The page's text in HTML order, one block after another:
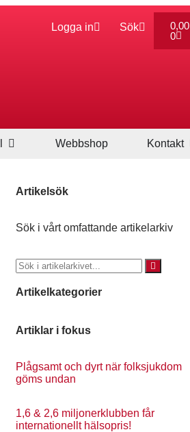
Logga in Sök 0,00
0
Webbshop Kontakt
Artikelsök
Sök i vårt omfattande artikelarkiv
Artikelkategorier
Artiklar i fokus
Plågsamt och dyrt när folksjukdom
göms undan
1,6 & 2,6 miljonerklubben får
internationellt hälsopris!